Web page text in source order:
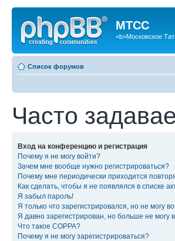
МТСС
<b>Московское
Список форумов
Часто
Вход на конференцию и регистрация
Почему я не могу войти?
Зачем мне вообще нужно регистрироваться?
Почему мне периодически приходится
Как сделать, чтобы я не появлялся в списке
Я забыл пароль!
Я только что зарегистрировался, но не могу
Я давно зарегистрирован, но больше не могу
Что такое COPPA?
Почему я не могу зарегистрироваться?